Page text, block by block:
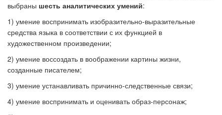
выбраны шесть аналитических умений:
1) умение воспринимать изобразительно-выразительные
средства языка в соответствии с их функцией в
художественном произведении;
2) умение воссоздать в воображении картины жизни,
созданные писателем;
3) умение устанавливать причинно-следственные связи;
4) умение воспринимать и оценивать образ-персонаж;